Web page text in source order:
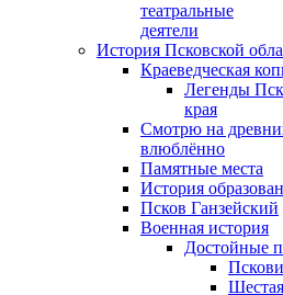
театральные
деятели
История Псковской
Краеведческая
Легенды
края
Смотрю на
влюблённо
Памятные места
История
Псков Ганзейский
Военная история
Достойные